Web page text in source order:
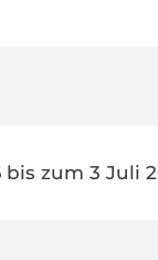
bis zum 3 Juli